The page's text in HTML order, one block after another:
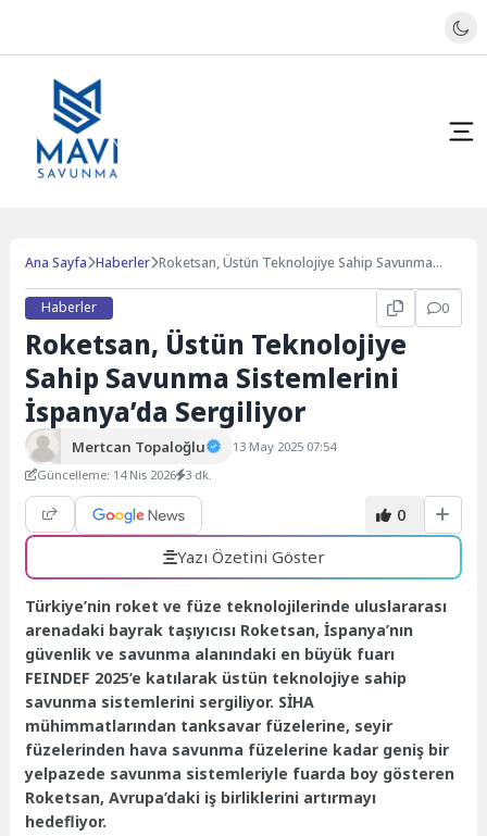
Ana Sayfa Haberler Roketsan, Üstün Teknolojiye Sahip Savunma
Haberler
0
Roketsan, Üstün Teknolojiye
Sahip Savunma Sistemlerini
İspanya’da Sergiliyor
Mertcan Topaloğlu
13 May 2025 07:54
Güncelleme: 14 Nis 2026 3 dk.
0
Yazı Özetini Göster
Türkiye’nin roket ve füze teknolojilerinde uluslararası
arenadaki bayrak taşıyıcısı Roketsan, İspanya’nın
güvenlik ve savunma alanındaki en büyük fuarı
FEINDEF 2025’e katılarak üstün teknolojiye sahip
savunma sistemlerini sergiliyor. SİHA
mühimmatlarından tanksavar füzelerine, seyir
füzelerinden hava savunma füzelerine kadar geniş bir
yelpazede savunma sistemleriyle fuarda boy gösteren
Roketsan, Avrupa’daki iş birliklerini artırmayı
hedefliyor.